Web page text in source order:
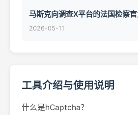
马斯克向调查X平台的法国检察
2026-05-11
工具介绍与使用说明
什么是hCaptcha？